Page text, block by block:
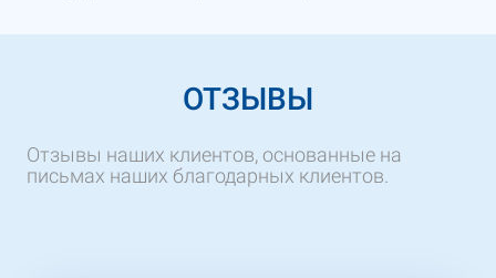
ОТЗЫВЫ
Отзывы наших клиентов, основанные на
письмах наших благодарных клиентов.